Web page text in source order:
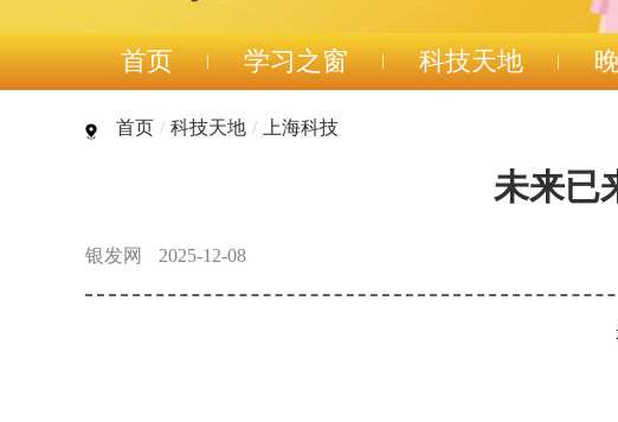
首页 学习之窗 科技天地
首页 / 科技天地 / 上海科技
未来已
银发网 2025-12-08